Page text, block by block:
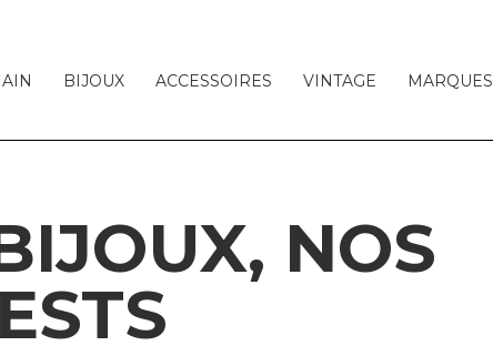
BIJOUX ACCESSOIRES VINTAGE MARQUES
NOS